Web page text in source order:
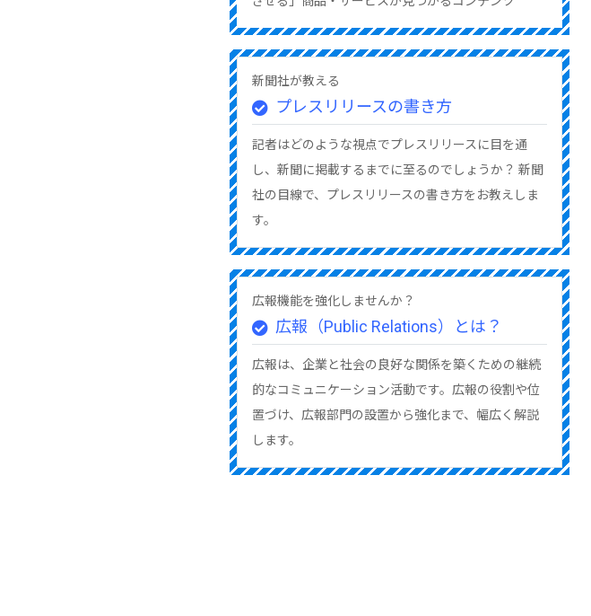
新聞社が教える
プレスリリースの書き方
記者はどのような視点でプレスリリースに目を通
し、新聞に掲載するまでに至るのでしょうか？ 新聞
社の目線で、プレスリリースの書き方をお教えしま
す。
広報機能を強化しませんか？
広報（Public Relations）とは？
広報は、企業と社会の良好な関係を築くための継続
的なコミュニケーション活動です。広報の役割や位
置づけ、広報部門の設置から強化まで、幅広く解説
します。